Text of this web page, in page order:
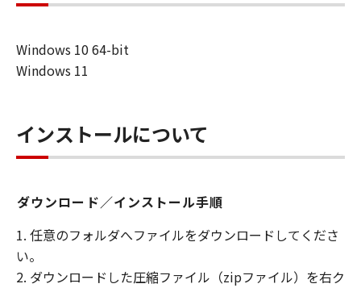
とができます。
(2) お客様は、バックアップの目的での
み、「許諾ソフトウェア」を１コピー複製
かるバックアップコピーに「許諾ソフトウ
ェア」に含まれているすべての著作権表示
媒体上に、「許諾ソフトウェア」に表示さ
れているものと同一の著作権表示を行うも
(3) お客様は、「許諾ソフトウェア」の全
Windows 10 64-bit
Windows 11
インストールについて
ダウンロード／インストール手順
1. 任意のフォルダへファイルをダウンロードしてくださ
い。
2. ダウンロードした圧縮ファイル（zipファイル）を右ク